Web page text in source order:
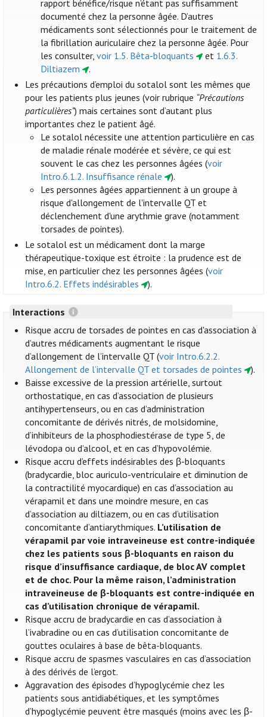
rapport bénéfice/risque n’étant pas suffisamment
documenté chez la personne âgée. D’autres
médicaments sont sélectionnés pour le traitement de
la fibrillation auriculaire chez la personne âgée. Pour
les consulter,voir 1.5. Bêta-bloquants et 1.6.3.
Diltiazem
.
Les précautions d’emploi du sotalol sont les mêmes que
pour les patients plus jeunes (voir rubrique “Précautions
particulières”) mais certaines sont d’autant plus
importantes chez le patient âgé.
Le sotalol nécessite une attention particulière en cas
de maladie rénale modérée et sévère, ce qui est
souvent le cas chez les personnes âgées (voir
Intro.6.1.2. Insuffisance rénale
).
Les personnes âgées appartiennent à un groupe à
risque d'allongement de l'intervalle QT et
déclenchement d'une arythmie grave (notamment
torsades de pointes).
Le sotalol est un médicament dont la marge
thérapeutique-toxique est étroite : la prudence est de
mise, en particulier chez les personnes âgées (voir
Intro.6.2. Effets indésirables
).
Interactions
Risque accru de torsades de pointes en cas d'association à
d’autres médicaments augmentant le risque
d’allongement de l’intervalle QT (voir Intro.6.2.2.
Allongement de l’intervalle QT et torsades de pointes
).
Baisse excessive de la pression artérielle, surtout
orthostatique, en cas d’association de plusieurs
antihypertenseurs, ou en cas d’administration
concomitante de dérivés nitrés, de molsidomine,
d’inhibiteurs de la phosphodiestérase de type 5, de
lévodopa ou d’alcool, et en cas d’hypovolémie.
Risque accru d’effets indésirables des β-bloquants
(bradycardie, bloc auriculo-ventriculaire et diminution de
la contractilité myocardique) en cas d’association au
vérapamil et dans une moindre mesure, en cas
d’association au diltiazem, ou en cas d’utilisation
concomitante d’antiarythmiques. L’utilisation de
vérapamil par voie intraveineuse est contre-indiquée
chez les patients sous β-bloquants en raison du
risque d’insuffisance cardiaque, de bloc AV complet
et de choc. Pour la même raison, l’administration
intraveineuse de β-bloquants est contre-indiquée en
cas d’utilisation chronique de vérapamil.
Risque accru de bradycardie en cas d’association à
l’ivabradine ou en cas d’utilisation concomitante de
gouttes oculaires à base de bêta-bloquants.
Risque accru de spasmes vasculaires en cas d’association
à des dérivés de l’ergot.
Aggravation des épisodes d’hypoglycémie chez les
patients sous antidiabétiques, et les symptômes
d’hypoglycémie peuvent être masqués (moins avec les β-